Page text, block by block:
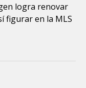
logra renovar
figurar en la MLS